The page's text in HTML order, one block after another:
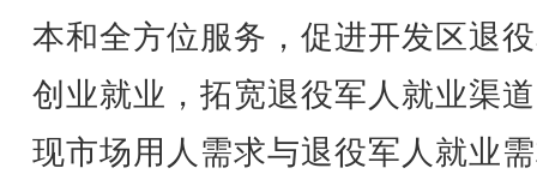
本和全方位服务，促进开发区退
创业就业，拓宽退役军人就业渠
现市场用人需求与退役军人就业